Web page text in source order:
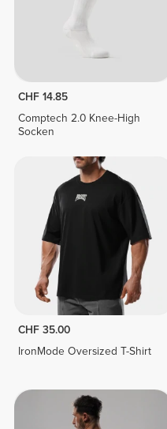
CHF 14.85
Comptech 2.0 Knee-High
Socken
CHF 35.00
IronMode Oversized T-Shirt